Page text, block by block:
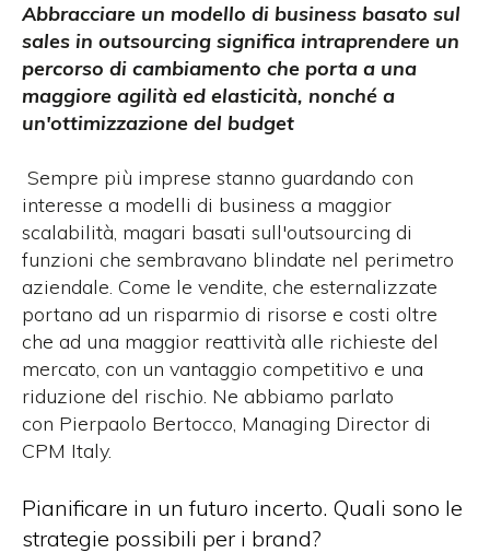
Abbracciare un modello di business basato sul
sales in outsourcing significa intraprendere un
percorso di cambiamento che porta a una
maggiore agilità ed elasticità, nonché a
un'ottimizzazione del budget
Sempre più imprese stanno guardando con
interesse a modelli di business a maggior
scalabilità, magari basati sull'outsourcing di
funzioni che sembravano blindate nel perimetro
aziendale. Come le vendite, che esternalizzate
portano ad un risparmio di risorse e costi oltre
che ad una maggior reattività alle richieste del
mercato, con un vantaggio competitivo e una
riduzione del rischio. Ne abbiamo parlato
con Pierpaolo Bertocco, Managing Director di
CPM Italy.
Pianificare in un futuro incerto. Quali sono le
strategie possibili per i brand?